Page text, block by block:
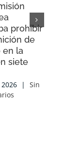
prohibir
de
en la
siete
|
Sin